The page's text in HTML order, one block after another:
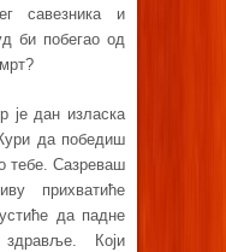
савезника и
би побегао од
дан изласка
да победиш
тебе. Сазреваш
прихватиће
да падне
Који